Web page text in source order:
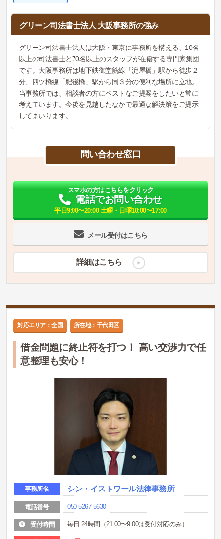
グリーン司法書士法人 大阪事務所の強み
グリーン司法書士法人は大阪・東京に事務所を構える、10名
以上の司法書士と70名以上のスタッフが在籍する専門家集団
です。大阪事務所は地下鉄御堂筋線「淀屋橋」駅から徒歩２
分、四ツ橋線「肥後橋」駅から同３分の便利な場所に立地。
当事務所では、相談者の方にベストなご提案をしたいと常に
考えています。今後を見越したなかで最適な解決策をご提示
してまいります。
問い合わせ窓口
メール受付はこちら
スマホの方はこちらをクリック
電話でお問い合わせ
平日9:00〜20:00 土曜・日曜10:00〜17:00
詳細はこちら
対応エリア：全国 所在地：千代田区
借金問題に終止符を打つ！ 高い交渉力で任
意整理も安心！
事務所名 シン・イストワール法律事務所
電話番号 050-5267-5630
受付時間 毎日 24時間（21:00〜9:00は受付対応のみ）